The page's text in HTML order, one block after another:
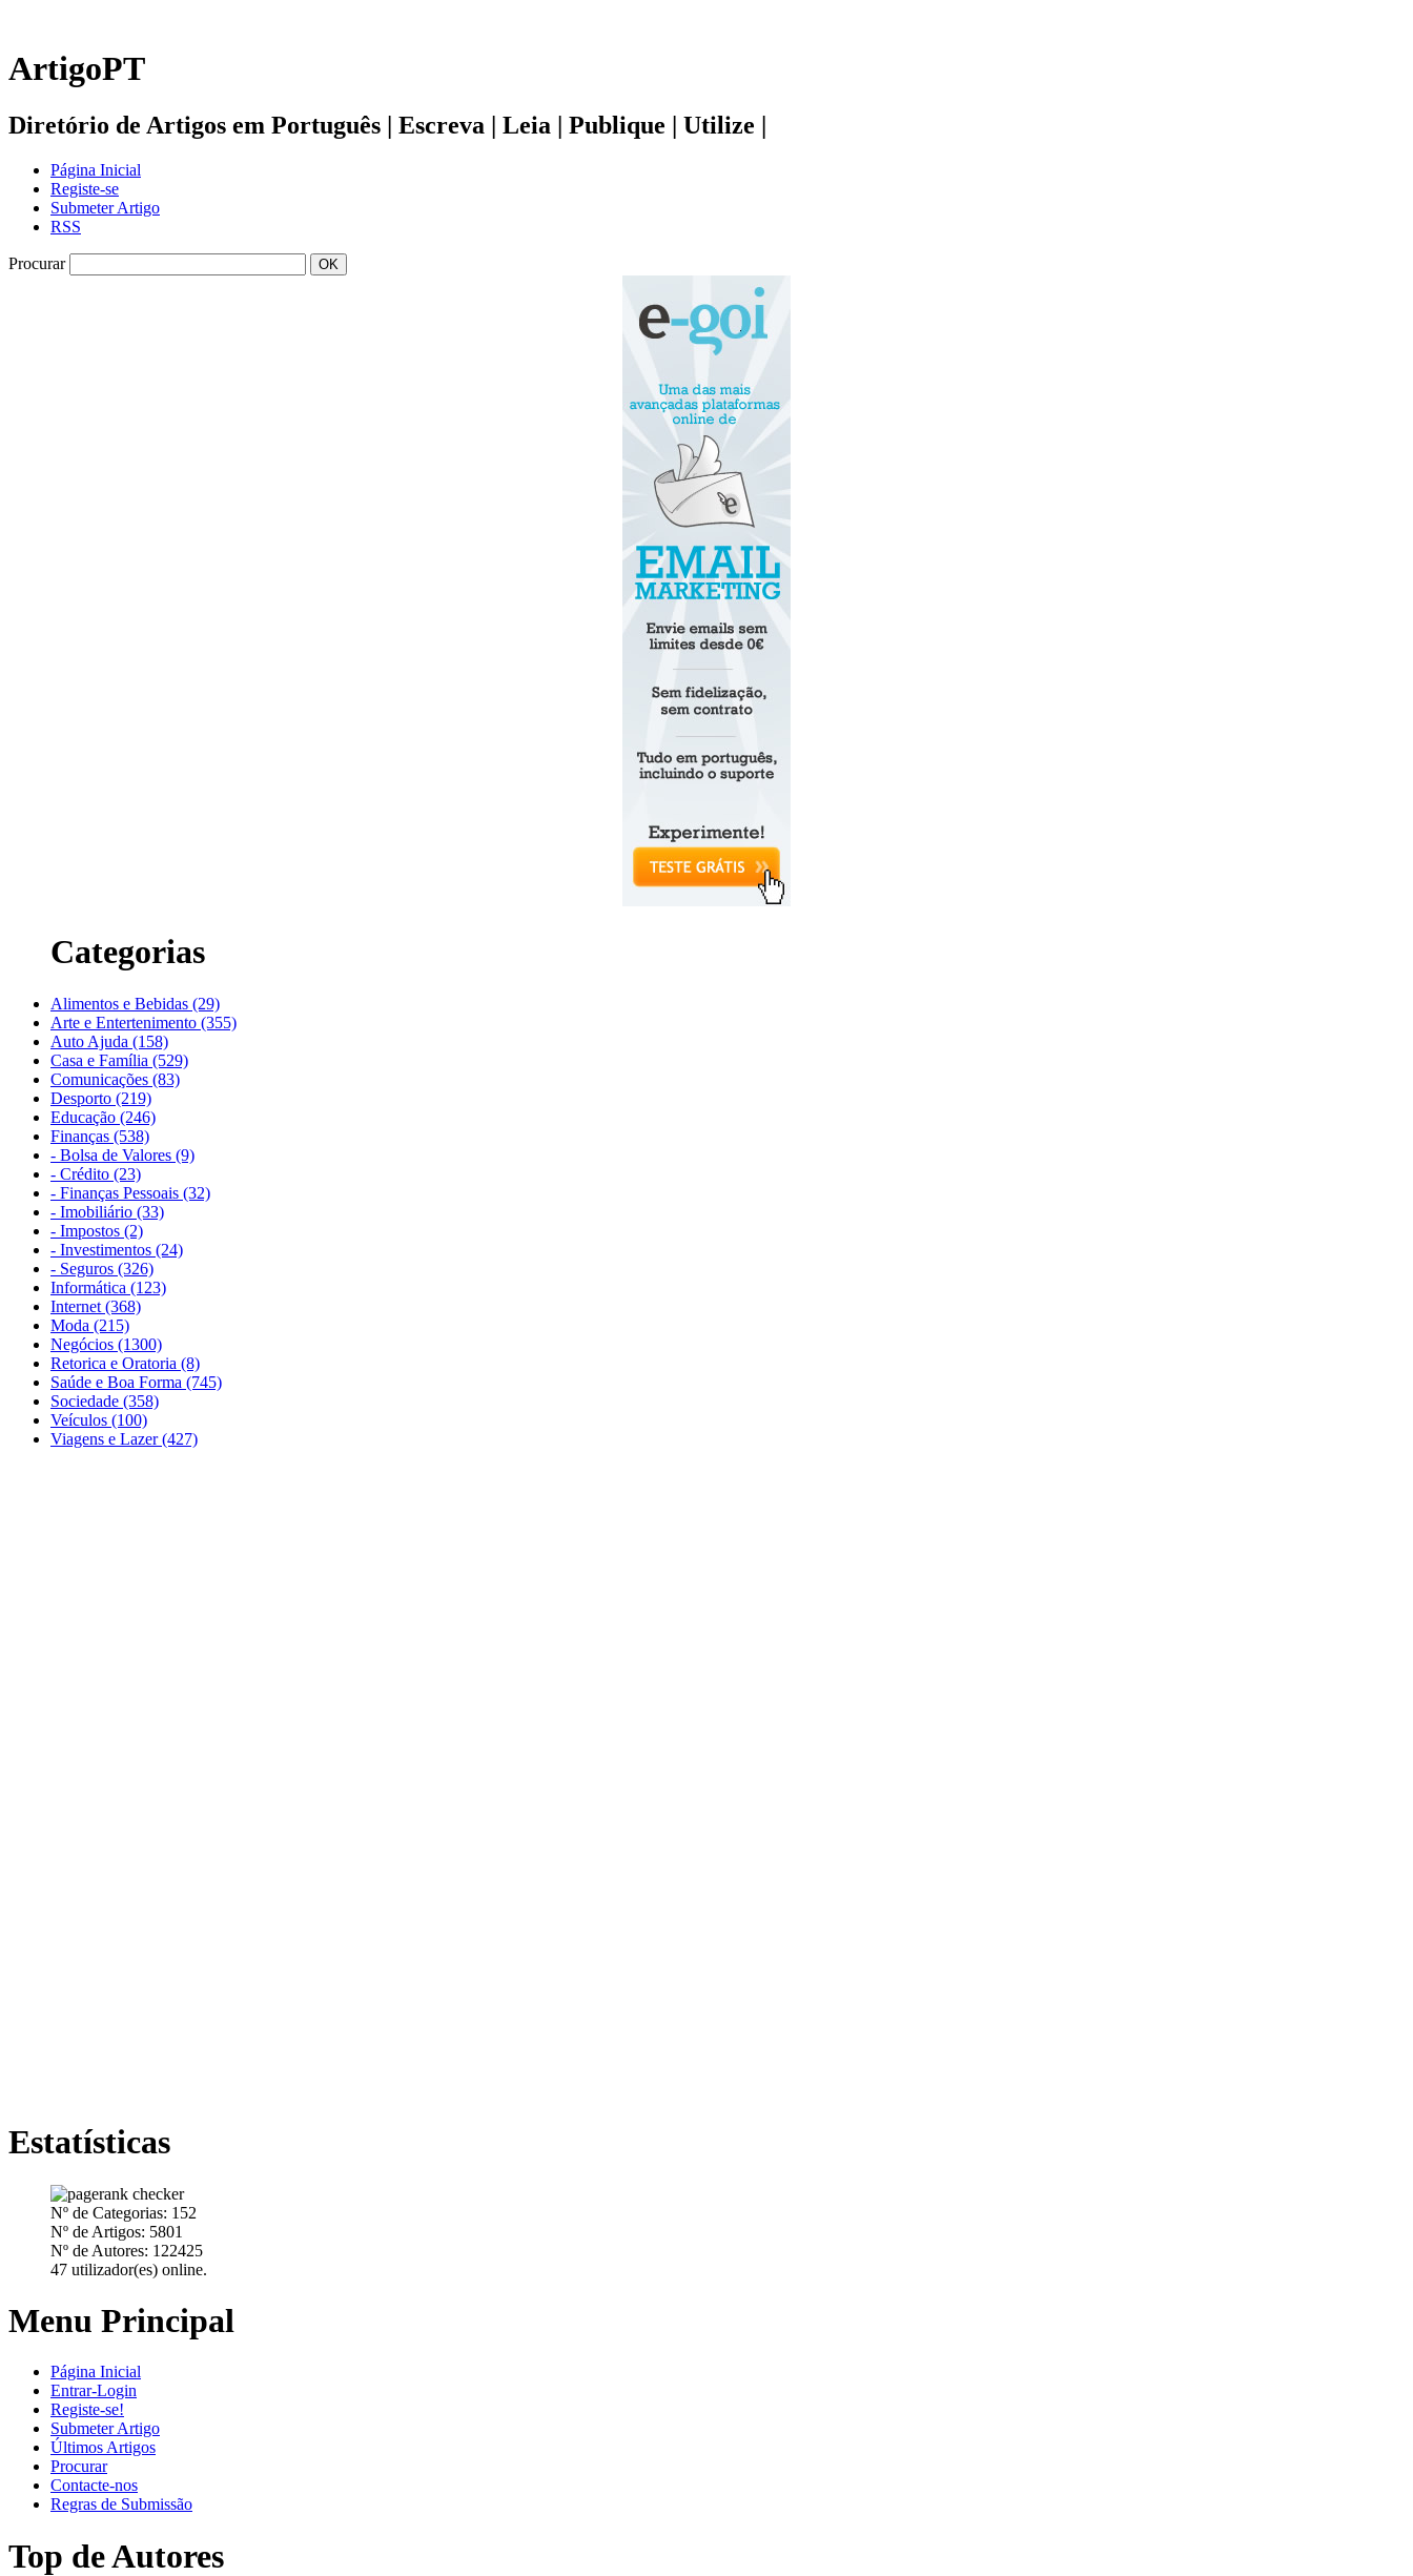
ArtigoPT
Diretório de Artigos em Português | Escreva | Leia | Publique | Utilize |
Página Inicial
Registe-se
Submeter Artigo
RSS
Procurar
Categorias
Alimentos e Bebidas (29)
Arte e Entertenimento (355)
Auto Ajuda (158)
Casa e Família (529)
Comunicações (83)
Desporto (219)
Educação (246)
Finanças (538)
- Bolsa de Valores (9)
- Crédito (23)
- Finanças Pessoais (32)
- Imobiliário (33)
- Impostos (2)
- Investimentos (24)
- Seguros (326)
Informática (123)
Internet (368)
Moda (215)
Negócios (1300)
Retorica e Oratoria (8)
Saúde e Boa Forma (745)
Sociedade (358)
Veículos (100)
Viagens e Lazer (427)
Estatísticas
Nº de Categorias: 152
Nº de Artigos: 5801
Nº de Autores: 122425
47 utilizador(es) online.
Menu Principal
Página Inicial
Entrar-Login
Registe-se!
Submeter Artigo
Últimos Artigos
Procurar
Contacte-nos
Regras de Submissão
Top de Autores